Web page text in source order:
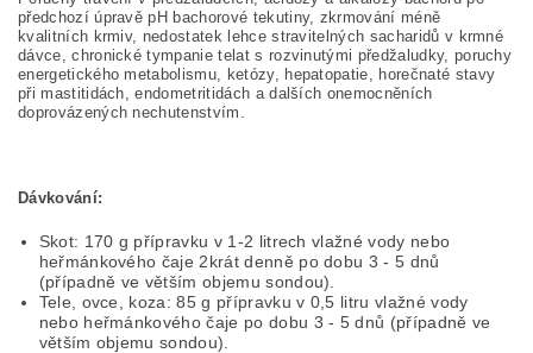
předchozí úpravě pH bachorové tekutiny, zkrmování méně
kvalitních krmiv, nedostatek lehce stravitelných sacharidů v krmné
dávce, chronické tympanie telat s rozvinutými předžaludky, poruchy
energetického metabolismu, ketózy, hepatopatie, horečnaté stavy
při mastitidách, endometritidách a dalších onemocněních
doprovázených nechutenstvím.
Dávkování:
Skot: 170 g přípravku v 1-2 litrech vlažné vody nebo
heřmánkového čaje 2krát denně po dobu 3 - 5 dnů
(případně ve větším objemu sondou).
Tele, ovce, koza: 85 g přípravku v 0,5 litru vlažné vody
nebo heřmánkového čaje po dobu 3 - 5 dnů (případně ve
větším objemu sondou).